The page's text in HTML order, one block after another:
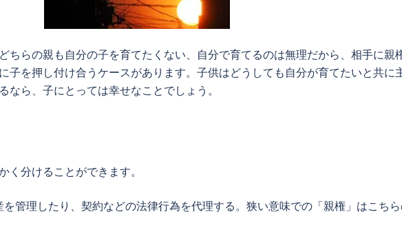
ちらの親も自分の子を育てたくない、自分で育てるのは無理だから、相手に親
子を押し付け合うケースがあります。子供はどうしても自分が育てたいと共に
なら、子にとっては幸せなことでしょう。
く分けることができます。
管理したり、契約などの法律行為を代理する。狭い意味での「親権」はこち